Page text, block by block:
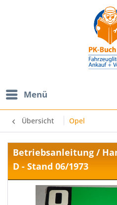
Menü
Übersicht Opel
Betriebsanleitung /
D - Stand 06/1973